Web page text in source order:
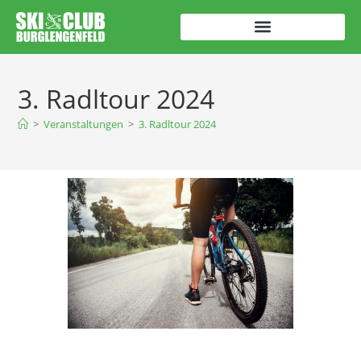
3. Radltour 2024
> Veranstaltungen > 3. Radltour 2024